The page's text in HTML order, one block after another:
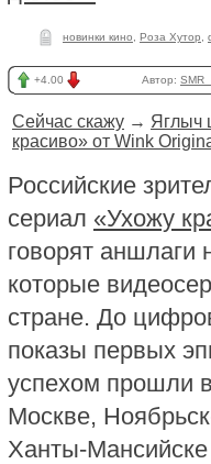
новинки кино Роза Хутор
+4.00 Автор:
Сейчас скажу → Яглыч
красиво» от Wink
Российские
сериал «Ухожу
говорят аншлаги
которые
стране. До
показы первых
успехом прошли
Москве,
Ханты-Мансийске